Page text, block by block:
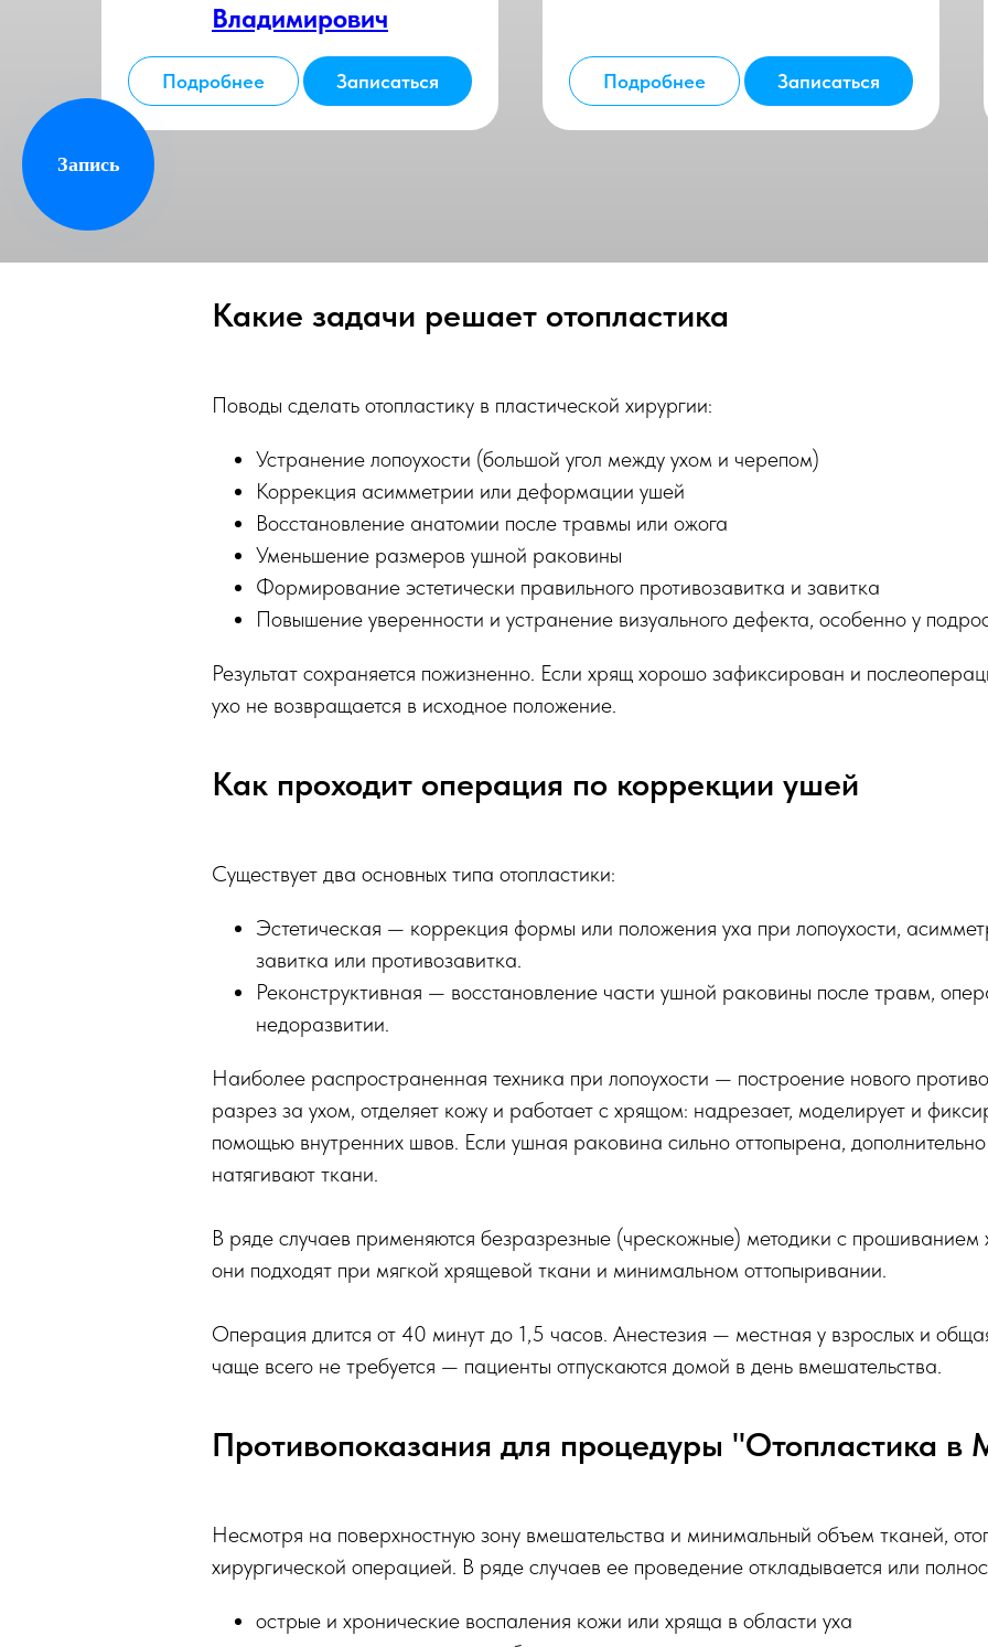
Владимирович
Подробнее Записаться Подробнее Записаться
Какие задачи решает отопластика
Поводы сделать отопластику в пластической хирургии:
Устранение лопоухости (большой угол между ухом и черепом)
Коррекция асимметрии или деформации ушей
Восстановление анатомии после травмы или ожога
Уменьшение размеров ушной раковины
Формирование эстетически правильного противозавитка и завитка
Повышение уверенности и устранение визуального дефекта, особенно у
Результат сохраняется пожизненно. Если хрящ хорошо зафиксирован и
ухо не возвращается в исходное положение.
Как проходит операция по коррекции ушей
Существует два основных типа отопластики:
Эстетическая — коррекция формы или положения уха при лопоухости,
завитка или противозавитка.
Реконструктивная — восстановление части ушной раковины после травм,
недоразвитии.
Наиболее распространенная техника при лопоухости — построение нового
разрез за ухом, отделяет кожу и работает с хрящом: надрезает, моделирует и
помощью внутренних швов. Если ушная раковина сильно оттопырена,
натягивают ткани.
В ряде случаев применяются безразрезные (чрескожные) методики с
они подходят при мягкой хрящевой ткани и минимальном оттопыривании.
Операция длится от 40 минут до 1,5 часов. Анестезия — местная у взрослых и
чаще всего не требуется — пациенты отпускаются домой в день вмешательства.
Противопоказания для процедуры "Отопластика в
Несмотря на поверхностную зону вмешательства и минимальный объем тканей,
хирургической операцией. В ряде случаев ее проведение откладывается или
острые и хронические воспаления кожи или хряща в области уха
Запись